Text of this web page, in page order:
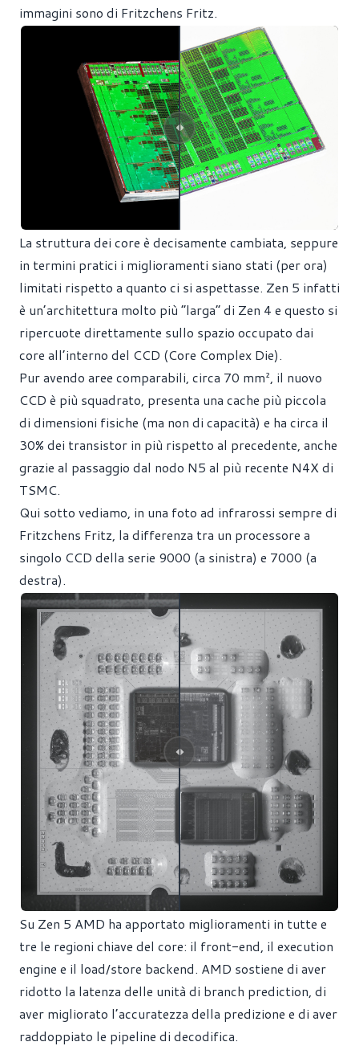
immagini sono di Fritzchens Fritz.
La struttura dei core è decisamente cambiata, seppure
in termini pratici i miglioramenti siano stati (per ora)
limitati rispetto a quanto ci si aspettasse. Zen 5 infatti
è un’architettura molto più “larga” di Zen 4 e questo si
ripercuote direttamente sullo spazio occupato dai
core all’interno del CCD (Core Complex Die).
Pur avendo aree comparabili, circa 70 mm², il nuovo
CCD è più squadrato, presenta una cache più piccola
di dimensioni fisiche (ma non di capacità) e ha circa il
30% dei transistor in più rispetto al precedente, anche
grazie al passaggio dal nodo N5 al più recente N4X di
TSMC.
Qui sotto vediamo, in una foto ad infrarossi sempre di
Fritzchens Fritz, la differenza tra un processore a
singolo CCD della serie 9000 (a sinistra) e 7000 (a
destra).
Su Zen 5 AMD ha apportato miglioramenti in tutte e
tre le regioni chiave del core: il front-end, il execution
engine e il load/store backend. AMD sostiene di aver
ridotto la latenza delle unità di branch prediction, di
aver migliorato l’accuratezza della predizione e di aver
raddoppiato le pipeline di decodifica.